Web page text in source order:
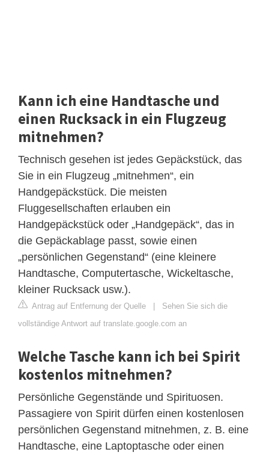
Kann ich eine Handtasche und
einen Rucksack in ein Flugzeug
mitnehmen?
Technisch gesehen ist jedes Gepäckstück, das
Sie in ein Flugzeug „mitnehmen“, ein
Handgepäckstück. Die meisten
Fluggesellschaften erlauben ein
Handgepäckstück oder „Handgepäck“, das in
die Gepäckablage passt, sowie einen
„persönlichen Gegenstand“ (eine kleinere
Handtasche, Computertasche, Wickeltasche,
kleiner Rucksack usw.).
Antrag auf Entfernung der Quelle | Sehen Sie sich die
vollständige Antwort auf translate.google.com an
Welche Tasche kann ich bei Spirit
kostenlos mitnehmen?
Persönliche Gegenstände und Spirituosen.
Passagiere von Spirit dürfen einen kostenlosen
persönlichen Gegenstand mitnehmen, z. B. eine
Handtasche, eine Laptoptasche oder einen